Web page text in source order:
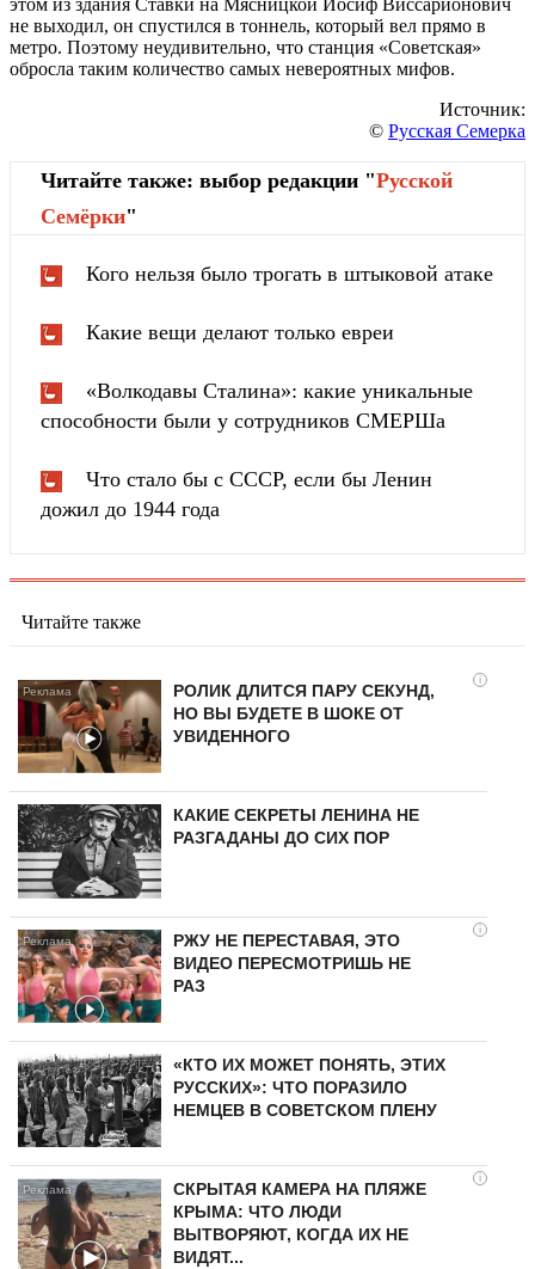
этом из здания Ставки на Мясницкой Иосиф Виссарионович
не выходил, он спустился в тоннель, который вел прямо в
метро. Поэтому неудивительно, что станция «Советская»
обросла таким количество самых невероятных мифов.
Источник:
© Русская Семерка
Читайте также: выбор редакции "Русской
Cемёрки"
Кого нельзя было трогать в штыковой атаке
Какие вещи делают только евреи
«Волкодавы Сталина»: какие уникальные
способности были у сотрудников СМЕРШа
Что стало бы с СССР, если бы Ленин
дожил до 1944 года
Читайте также
i
РОЛИК ДЛИТСЯ ПАРУ СЕКУНД,
НО ВЫ БУДЕТЕ В ШОКЕ ОТ
УВИДЕННОГО
КАКИЕ СЕКРЕТЫ ЛЕНИНА НЕ
РАЗГАДАНЫ ДО СИХ ПОР
i
РЖУ НЕ ПЕРЕСТАВАЯ, ЭТО
ВИДЕО ПЕРЕСМОТРИШЬ НЕ
РАЗ
«КТО ИХ МОЖЕТ ПОНЯТЬ, ЭТИХ
РУССКИХ»: ЧТО ПОРАЗИЛО
НЕМЦЕВ В СОВЕТСКОМ ПЛЕНУ
i
СКРЫТАЯ КАМЕРА НА ПЛЯЖЕ
КРЫМА: ЧТО ЛЮДИ
ВЫТВОРЯЮТ, КОГДА ИХ НЕ
ВИДЯТ...